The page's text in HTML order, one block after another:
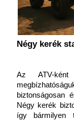
Négy kerék
Az ATV-
biztonságosan
Négy kerék
így bármilyen